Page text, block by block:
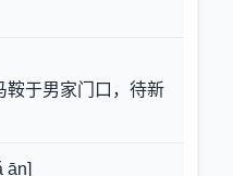
鞍于男家门口，待新
ān]